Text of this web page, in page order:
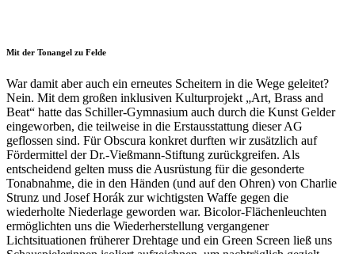
Mit der Tonangel zu Felde
War damit aber auch ein erneutes Scheitern in die Wege geleitet?
Nein. Mit dem großen inklusiven Kulturprojekt „Art, Brass and
Beat“ hatte das Schiller-Gymnasium auch durch die Kunst Gelder
eingeworben, die teilweise in die Erstausstattung dieser AG
geflossen sind. Für Obscura konkret durften wir zusätzlich auf
Fördermittel der Dr.-Vießmann-Stiftung zurückgreifen. Als
entscheidend gelten muss die Ausrüstung für die gesonderte
Tonabnahme, die in den Händen (und auf den Ohren) von Charlie
Strunz und Josef Horák zur wichtigsten Waffe gegen die
wiederholte Niederlage geworden war. Bicolor-Flächenleuchten
ermöglichten uns die Wiederherstellung vergangener
Lichtsituationen früherer Drehtage und ein Green Screen ließ uns